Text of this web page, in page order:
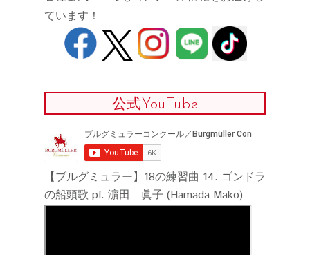
ています！
公式YouTube
【ブルグミュラー】18の練習曲 14. ゴンドラ
の船頭歌 pf. 濵田 眞子 (Hamada Mako)